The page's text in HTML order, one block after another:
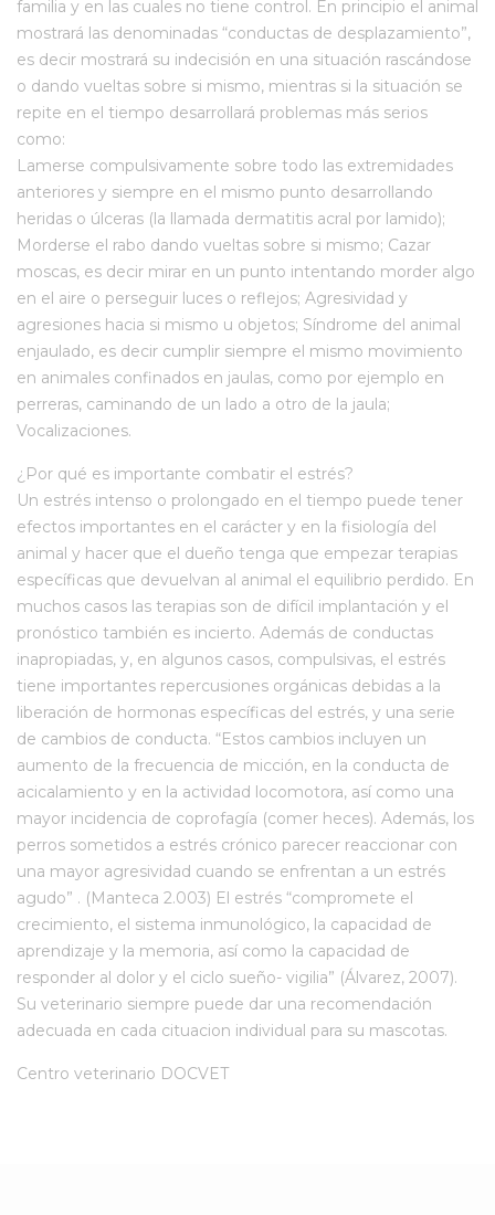
familia y en las cuales no tiene control. En principio el animal
mostrará las denominadas “conductas de desplazamiento”,
es decir mostrará su indecisión en una situación rascándose
o dando vueltas sobre si mismo, mientras si la situación se
repite en el tiempo desarrollará problemas más serios
como:
Lamerse compulsivamente sobre todo las extremidades
anteriores y siempre en el mismo punto desarrollando
heridas o úlceras (la llamada dermatitis acral por lamido);
Morderse el rabo dando vueltas sobre si mismo; Cazar
moscas, es decir mirar en un punto intentando morder algo
en el aire o perseguir luces o reflejos; Agresividad y
agresiones hacia si mismo u objetos; Síndrome del animal
enjaulado, es decir cumplir siempre el mismo movimiento
en animales confinados en jaulas, como por ejemplo en
perreras, caminando de un lado a otro de la jaula;
Vocalizaciones.
¿Por qué es importante combatir el estrés?
Un estrés intenso o prolongado en el tiempo puede tener
efectos importantes en el carácter y en la fisiología del
animal y hacer que el dueño tenga que empezar terapias
específicas que devuelvan al animal el equilibrio perdido. En
muchos casos las terapias son de difícil implantación y el
pronóstico también es incierto. Además de conductas
inapropiadas, y, en algunos casos, compulsivas, el estrés
tiene importantes repercusiones orgánicas debidas a la
liberación de hormonas específicas del estrés, y una serie
de cambios de conducta. “Estos cambios incluyen un
aumento de la frecuencia de micción, en la conducta de
acicalamiento y en la actividad locomotora, así como una
mayor incidencia de coprofagía (comer heces). Además, los
perros sometidos a estrés crónico parecer reaccionar con
una mayor agresividad cuando se enfrentan a un estrés
agudo” . (Manteca 2.003) El estrés “compromete el
crecimiento, el sistema inmunológico, la capacidad de
aprendizaje y la memoria, así como la capacidad de
responder al dolor y el ciclo sueño- vigilia” (Álvarez, 2007).
Su veterinario siempre puede dar una recomendación
adecuada en cada cituacion individual para su mascotas.
Centro veterinario DOCVET